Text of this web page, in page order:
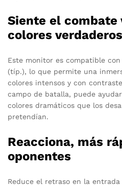
Siente el combate
colores verdaderos
Este monitor es compatible con
(típ.), lo que permite una
colores intensos y con
campo de batalla, puede
colores dramáticos que los
pretendían.
Reacciona, más
oponentes
Reduce el retraso en la